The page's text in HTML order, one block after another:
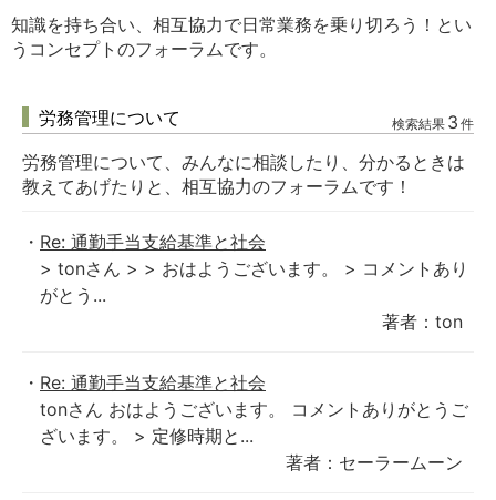
知識を持ち合い、相互協力で日常業務を乗り切ろう！とい
うコンセプトのフォーラムです。
労務管理について 検索結果 3 件
労務管理について、みんなに相談したり、分かるときは
教えてあげたりと、相互協力のフォーラムです！
Re: 通勤手当支給基準と社会
> tonさん > > おはようございます。 > コメントあり
がとう...
著者：ton
Re: 通勤手当支給基準と社会
tonさん おはようございます。 コメントありがとうご
ざいます。 > 定修時期と...
著者：セーラームーン